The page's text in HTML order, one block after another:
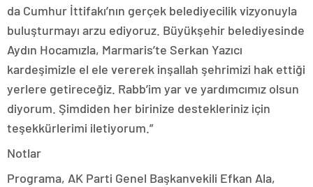
da Cumhur İttifakı’nın gerçek belediyecilik vizyonuyla
buluşturmayı arzu ediyoruz. Büyükşehir belediyesinde
Aydın Hocamızla, Marmaris’te Serkan Yazıcı
kardeşimizle el ele vererek inşallah şehrimizi hak ettiği
yerlere getireceğiz. Rabb’im yar ve yardımcımız olsun
diyorum. Şimdiden her birinize destekleriniz için
teşekkürlerimi iletiyorum.”
Notlar
Programa, AK Parti Genel Başkanvekili Efkan Ala,